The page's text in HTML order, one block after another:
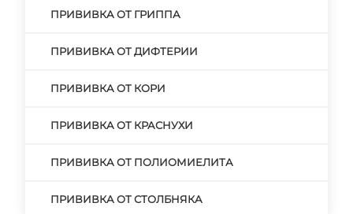
ПРИВИВКА ОТ ГРИППА
ПРИВИВКА ОТ ДИФТЕРИИ
ПРИВИВКА ОТ КОРИ
ПРИВИВКА ОТ КРАСНУХИ
ПРИВИВКА ОТ ПОЛИОМИЕЛИТА
ПРИВИВКА ОТ СТОЛБНЯКА